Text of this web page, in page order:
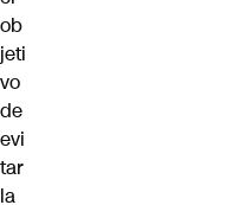
ob
jeti
vo
de
evi
tar
la